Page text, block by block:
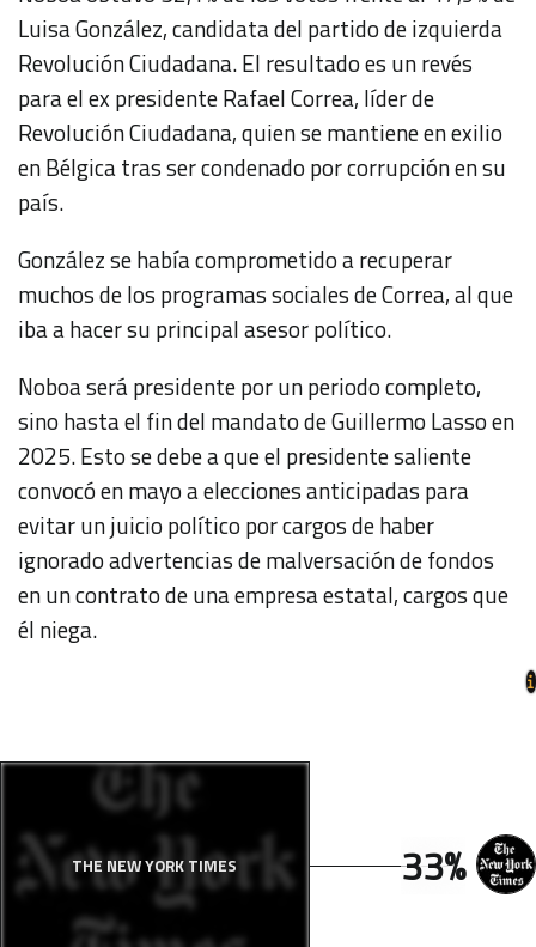
Luisa González, candidata del partido de izquierda
Revolución Ciudadana. El resultado es un revés
para el ex presidente Rafael Correa, líder de
Revolución Ciudadana, quien se mantiene en exilio
en Bélgica tras ser condenado por corrupción en su
país.
González se había comprometido a recuperar
muchos de los programas sociales de Correa, al que
iba a hacer su principal asesor político.
Noboa será presidente por un periodo completo,
sino hasta el fin del mandato de Guillermo Lasso en
2025. Esto se debe a que el presidente saliente
convocó en mayo a elecciones anticipadas para
evitar un juicio político por cargos de haber
ignorado advertencias de malversación de fondos
en un contrato de una empresa estatal, cargos que
él niega.
THE NEW YORK TIMES 33%